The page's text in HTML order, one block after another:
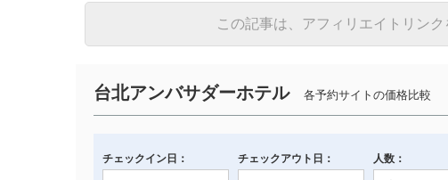
この記事は、アフィリエイトリンク
台北アンバサダーホテル各予約サイトの価格比較
チェックイン日： チェックアウト日： 人数：